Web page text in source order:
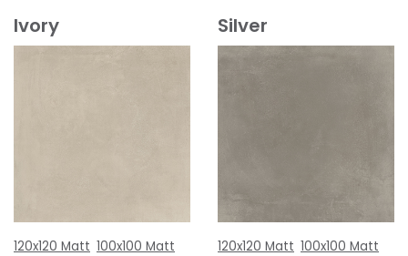
Ivory
120x120 Matt 100x100 Matt
Silver
120x120 Matt 100x100 Matt